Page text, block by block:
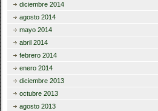
diciembre 2014
agosto 2014
mayo 2014
abril 2014
febrero 2014
enero 2014
diciembre 2013
octubre 2013
agosto 2013